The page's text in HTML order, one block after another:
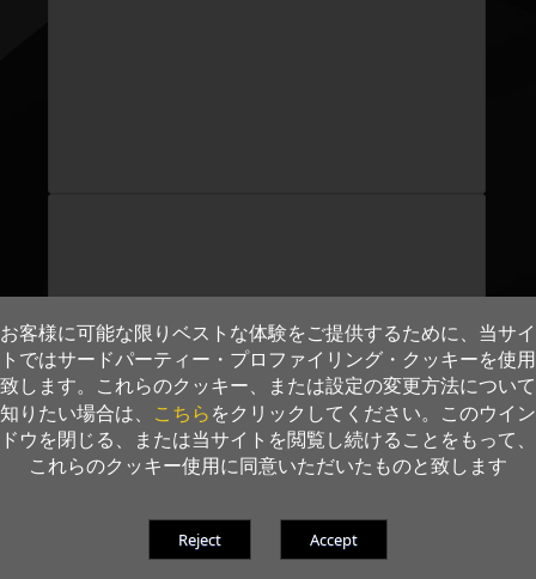
お客様に可能な限りベストな体験をご提供するために、当サイ
トではサードパーティー・プロファイリング・クッキーを使用
致します。これらのクッキー、または設定の変更方法について
知りたい場合は、
こちら をクリックしてください。このウイン
ドウを閉じる、または当サイトを閲覧し続けることをもって、
これらのクッキー使用に同意いただいたものと致します